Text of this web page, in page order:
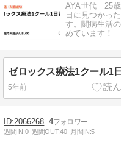
AYA世代 25
日に見つかっ
す。闘病生活
めています！
ゼロックス療法1クール1
5年前
2066268 4
週間IN:0 週間OUT:40 月間IN:5